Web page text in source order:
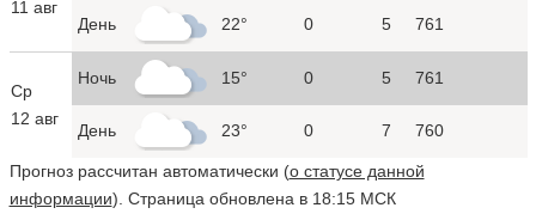
11 авг
День 22° 0 5 761
Ср
12 авг
Ночь 15° 0 5 761
День 23° 0 7 760
Прогноз рассчитан автоматически (о статусе данной
информации). Страница обновлена в 18:15 МСК